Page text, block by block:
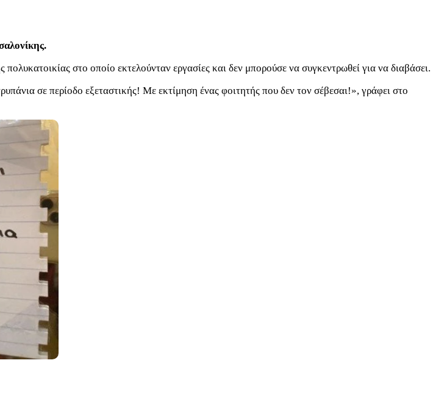
στο οποίο εκτελούνταν εργασίες και δεν μπορούσε να συγκεντρωθεί για να διαβάσει.
σε περίοδο εξεταστικής! Με εκτίμηση ένας φοιτητής που δεν τον σέβεσαι!», γράφει στο